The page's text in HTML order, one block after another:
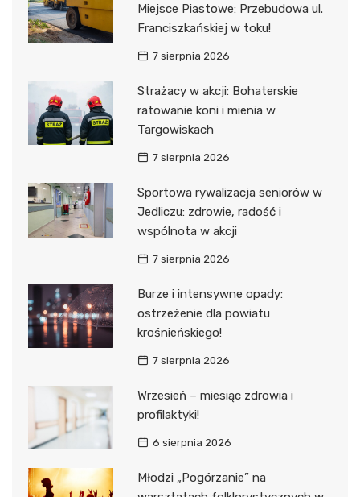
Miejsce Piastowe: Przebudowa ul.
Franciszkańskiej w toku!
7 sierpnia 2026
Strażacy w akcji: Bohaterskie
ratowanie koni i mienia w
Targowiskach
7 sierpnia 2026
Sportowa rywalizacja seniorów w
Jedliczu: zdrowie, radość i
wspólnota w akcji
7 sierpnia 2026
Burze i intensywne opady:
ostrzeżenie dla powiatu
krośnieńskiego!
7 sierpnia 2026
Wrzesień – miesiąc zdrowia i
profilaktyki!
6 sierpnia 2026
Młodzi „Pogórzanie” na